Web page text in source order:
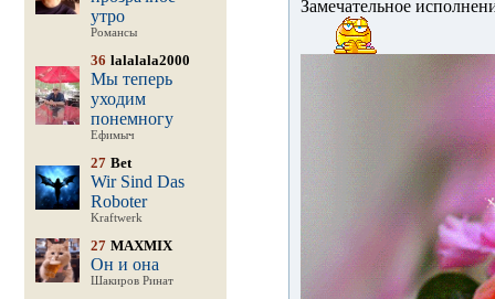
утро
Романсы
36 lalalala2000
Мы теперь
уходим
понемногу
Ефимыч
27 Bet
Wir Sind Das
Roboter
Kraftwerk
27 MAXMIX
Он и она
Шакиров Ринат
Замечательное